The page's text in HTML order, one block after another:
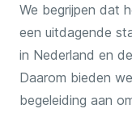
We begrijpen dat
een uitdagende
in Nederland en
Daarom bieden
begeleiding aan